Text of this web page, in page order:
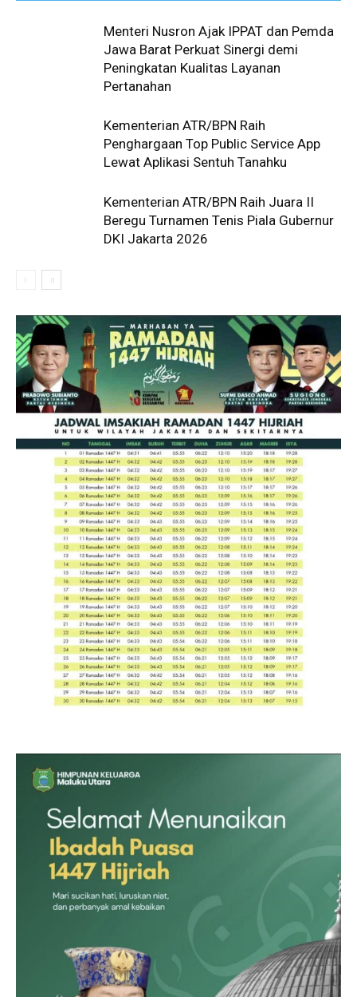
Menteri Nusron Ajak IPPAT dan Pemda
Jawa Barat Perkuat Sinergi demi
Peningkatan Kualitas Layanan
Pertanahan
Kementerian ATR/BPN Raih
Penghargaan Top Public Service App
Lewat Aplikasi Sentuh Tanahku
Kementerian ATR/BPN Raih Juara II
Beregu Turnamen Tenis Piala Gubernur
DKI Jakarta 2026